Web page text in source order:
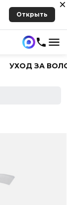
Открыть
УХОД ЗА